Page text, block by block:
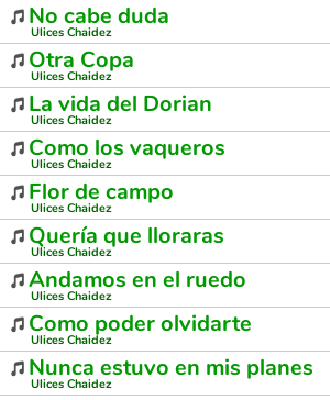
No cabe duda
Ulices Chaidez
Otra Copa
Ulices Chaidez
La vida del Dorian
Ulices Chaidez
Como los vaqueros
Ulices Chaidez
Flor de campo
Ulices Chaidez
Quería que lloraras
Ulices Chaidez
Andamos en el ruedo
Ulices Chaidez
Como poder olvidarte
Ulices Chaidez
Nunca estuvo en mis planes
Ulices Chaidez